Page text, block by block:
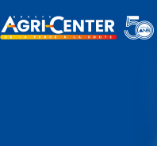
au
contenu